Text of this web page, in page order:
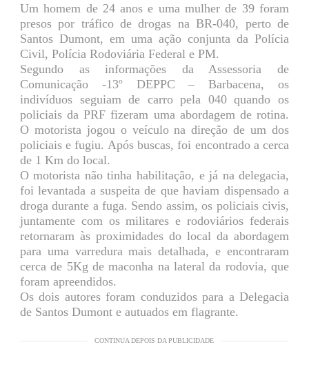
Um homem de 24 anos e uma mulher de 39 foram
presos por tráfico de drogas na BR-040, perto de
Santos Dumont, em uma ação conjunta da Polícia
Civil, Polícia Rodoviária Federal e PM.
Segundo as informações da Assessoria de
Comunicação -13º DEPPC – Barbacena, os
indivíduos seguiam de carro pela 040 quando os
policiais da PRF fizeram uma abordagem de rotina.
O motorista jogou o veículo na direção de um dos
policiais e fugiu. Após buscas, foi encontrado a cerca
de 1 Km do local.
O motorista não tinha habilitação, e já na delegacia,
foi levantada a suspeita de que haviam dispensado a
droga durante a fuga. Sendo assim, os policiais civis,
juntamente com os militares e rodoviários federais
retornaram às proximidades do local da abordagem
para uma varredura mais detalhada, e encontraram
cerca de 5Kg de maconha na lateral da rodovia, que
foram apreendidos.
Os dois autores foram conduzidos para a Delegacia
de Santos Dumont e autuados em flagrante.
CONTINUA DEPOIS DA PUBLICIDADE